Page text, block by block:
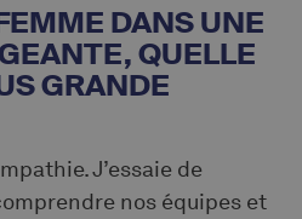
DANS UNE
QUELLE
GRANDE
J’essaie de
nos équipes et